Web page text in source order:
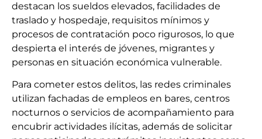
destacan los sueldos elevados, facilidades de
traslado y hospedaje, requisitos mínimos y
procesos de contratación poco rigurosos, lo que
despierta el interés de jóvenes, migrantes y
personas en situación económica vulnerable.
Para cometer estos delitos, las redes criminales
utilizan fachadas de empleos en bares, centros
nocturnos o servicios de acompañamiento para
encubrir actividades ilícitas, además de solicitar